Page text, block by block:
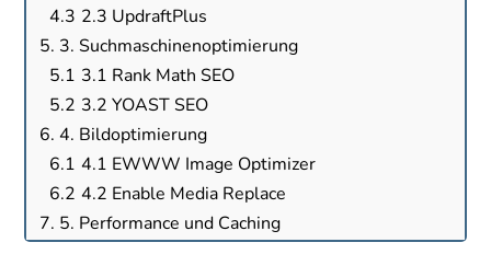
2.3 UpdraftPlus
3. Suchmaschinenoptimierung
3.1 Rank Math SEO
3.2 YOAST SEO
4. Bildoptimierung
4.1 EWWW Image Optimizer
4.2 Enable Media Replace
5. Performance und Caching